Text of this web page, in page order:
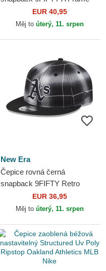
Ring Oakland Athletics MLB
New Era
EUR 40,95
Měj to úterý, 11. srpen
New Era
Čepice rovná černá
snapback 9FIFTY Retro
Crown Plaid Oakland
Athletics MLB New Era
EUR 36,95
Měj to úterý, 11. srpen